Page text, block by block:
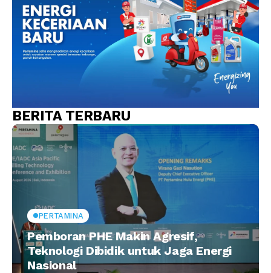
BERITA TERBARU
PERTAMINA
Pemboran PHE Makin Agresif,
Teknologi Dibidik untuk Jaga Energi
Nasional